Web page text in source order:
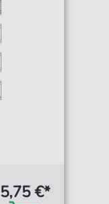
5,75 €*